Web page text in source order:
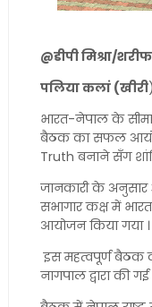
@डीपी मिश्रा/
पलिया कलां (खीरी)
भारत-नेपाल के
बैठक का सफल
Truth बनाने सँग
जानकारी के अनुसार
सभागार कक्ष में
आयोजन किया गया ।
इस महत्वपूर्ण बैठक की
नागपाल द्वारा की गई